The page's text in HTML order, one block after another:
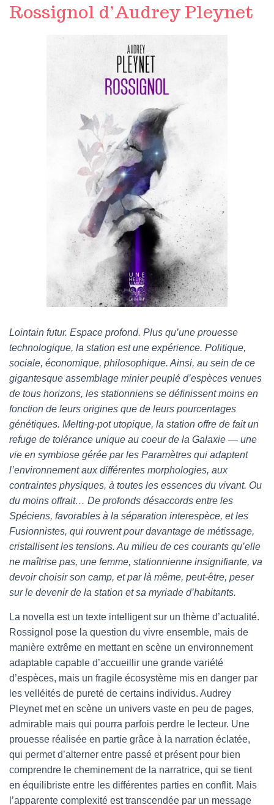
Rossignol d’Audrey Pleynet
Lointain futur. Espace profond. Plus qu’une prouesse
technologique, la station est une expérience. Politique,
sociale, économique, philosophique. Ainsi, au sein de ce
gigantesque assemblage minier peuplé d’espèces venues
de tous horizons, les stationniens se définissent moins en
fonction de leurs origines que de leurs pourcentages
génétiques. Melting-pot utopique, la station offre de fait un
refuge de tolérance unique au coeur de la Galaxie ― une
vie en symbiose gérée par les Paramètres qui adaptent
l’environnement aux différentes morphologies, aux
contraintes physiques, à toutes les essences du vivant. Ou
du moins offrait… De profonds désaccords entre les
Spéciens, favorables à la séparation interespèce, et les
Fusionnistes, qui rouvrent pour davantage de métissage,
cristallisent les tensions. Au milieu de ces courants qu’elle
ne maîtrise pas, une femme, stationnienne insignifiante, va
devoir choisir son camp, et par là même, peut-être, peser
sur le devenir de la station et sa myriade d’habitants.
La novella est un texte intelligent sur un thème d’actualité.
Rossignol pose la question du vivre ensemble, mais de
manière extrême en mettant en scène un environnement
adaptable capable d’accueillir une grande variété
d’espèces, mais un fragile écosystème mis en danger par
les velléités de pureté de certains individus. Audrey
Pleynet met en scène un univers vaste en peu de pages,
admirable mais qui pourra parfois perdre le lecteur. Une
prouesse réalisée en partie grâce à la narration éclatée,
qui permet d’alterner entre passé et présent pour bien
comprendre le cheminement de la narratrice, qui se tient
en équilibriste entre les différentes parties en conflit. Mais
l’apparente complexité est transcendée par un message